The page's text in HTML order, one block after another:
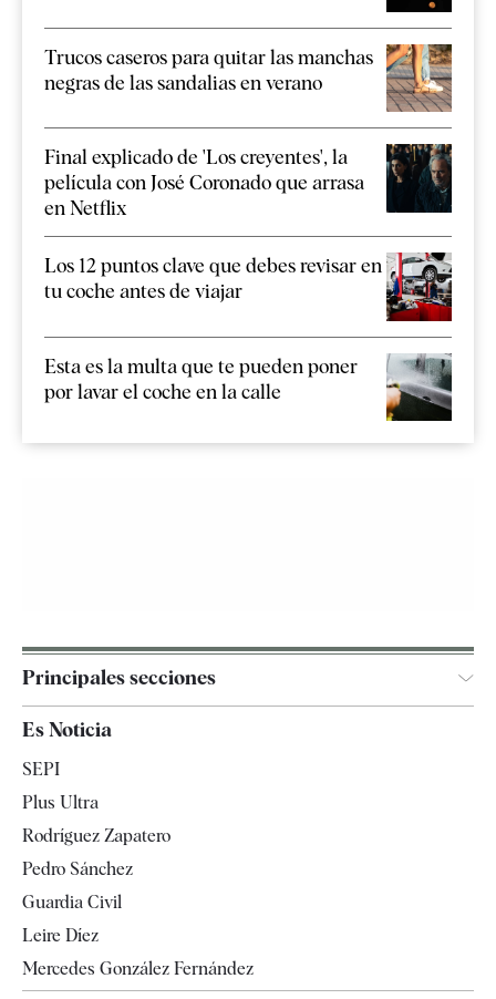
Trucos caseros para quitar las manchas
negras de las sandalias en verano
Final explicado de 'Los creyentes', la
película con José Coronado que arrasa
en Netflix
Los 12 puntos clave que debes revisar en
tu coche antes de viajar
Esta es la multa que te pueden poner
por lavar el coche en la calle
Principales secciones
España
Televisión
Es Noticia
SEPI
Plus Ultra
Rodríguez Zapatero
Pedro Sánchez
Guardia Civil
Leire Díez
Mercedes González Fernández